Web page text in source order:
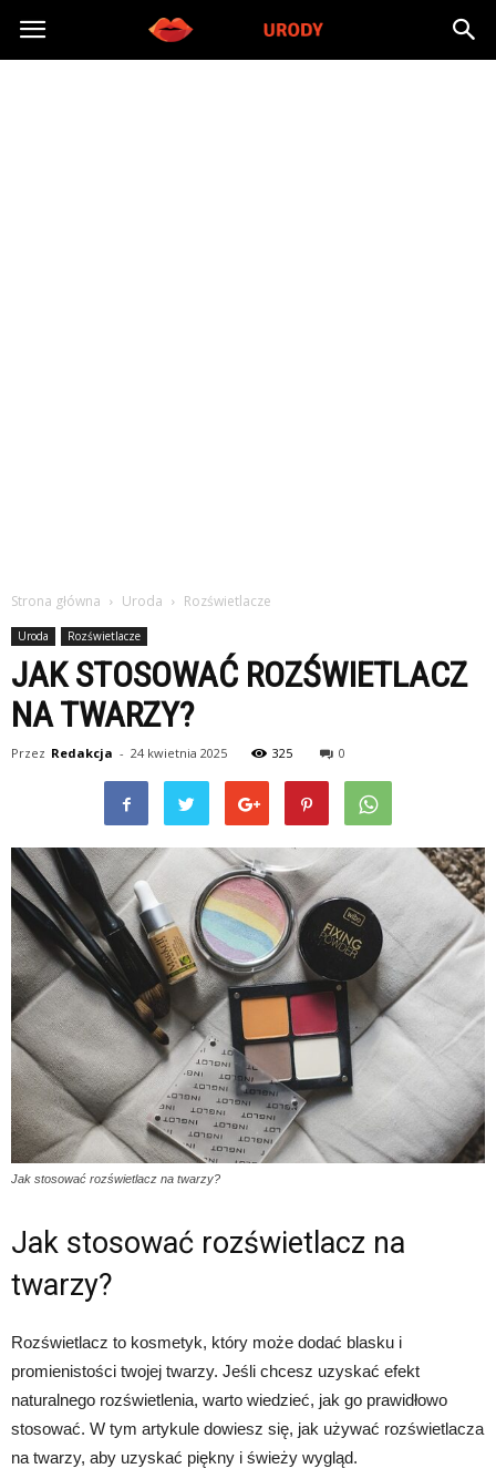
Morzeurody.pl
Strona główna Uroda Rozświetlacze
Uroda Rozświetlacze
JAK STOSOWAĆ ROZŚWIETLACZ
NA TWARZY?
Przez Redakcja - 24 kwietnia 2025 325 0
Jak stosować rozświetlacz na twarzy?
Jak stosować rozświetlacz na
twarzy?
Rozświetlacz to kosmetyk, który może dodać blasku i
promienistości twojej twarzy. Jeśli chcesz uzyskać efekt
naturalnego rozświetlenia, warto wiedzieć, jak go prawidłowo
stosować. W tym artykule dowiesz się, jak używać rozświetlacza
na twarzy, aby uzyskać piękny i świeży wygląd.